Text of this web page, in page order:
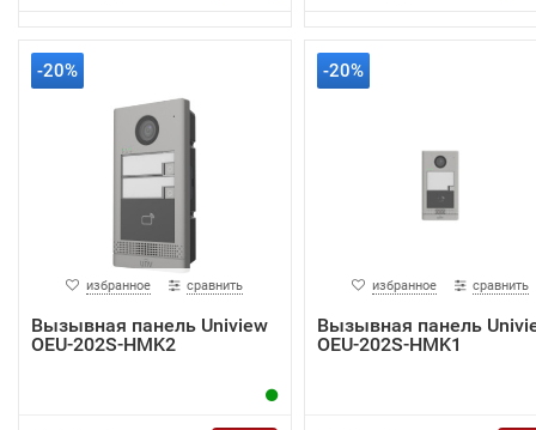
-20%
избранное сравнить
Вызывная панель Uniview
OEU-202S-HMK2
-20%
избранное сравнить
Вызывная панель
OEU-202S-HMK1